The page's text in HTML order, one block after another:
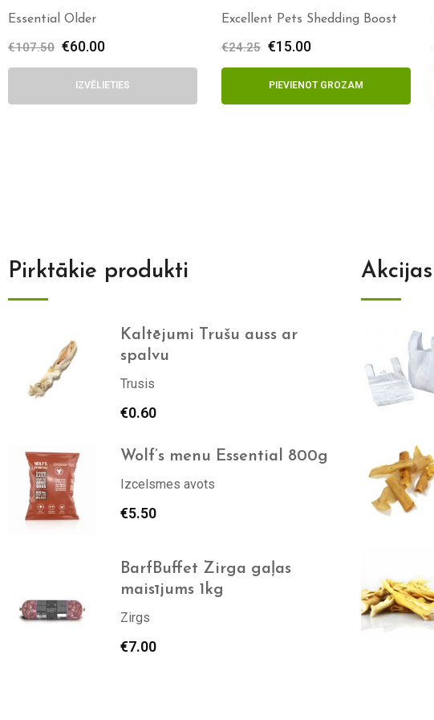
Essential Older
€107.50 €60.00
IZVĒLIETIES
Excellent Pets Shedding Boost
€24.25 €15.00
PIEVIENOT GROZAM
Pirktākie produkti
Kaltējumi Trušu auss ar
spalvu
Trusis
€0.60
Wolf’s menu Essential 800g
Izcelsmes avots
€5.50
BarfBuffet Zirga gaļas
maisījums 1kg
Zirgs
€7.00
Akcijas